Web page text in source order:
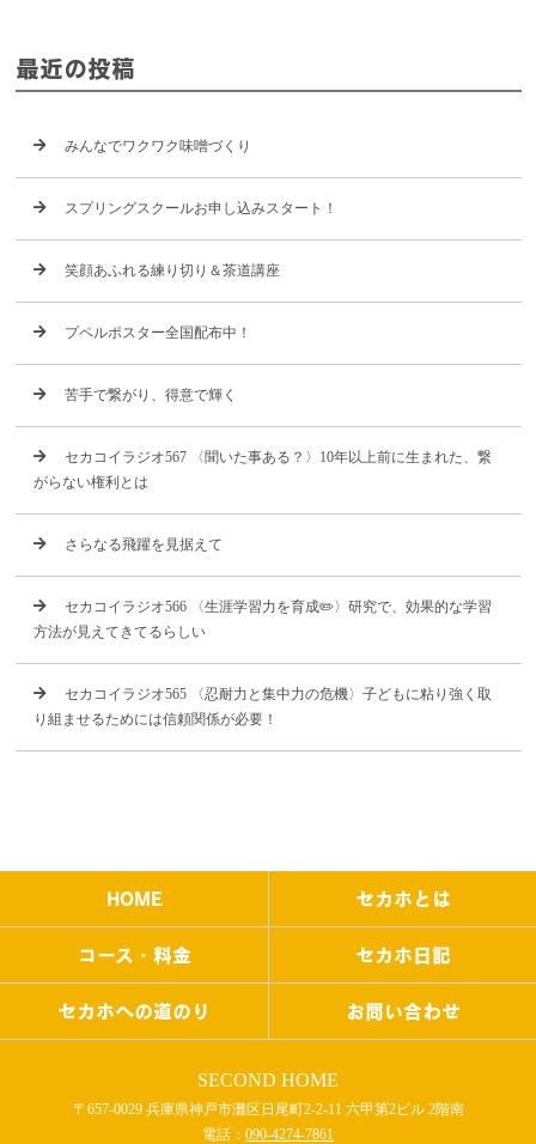
最近の投稿
みんなでワクワク味噌づくり
スプリングスクールお申し込みスタート！
笑顔あふれる練り切り＆茶道講座
プペルポスター全国配布中！
苦手で繋がり、得意で輝く
セカコイラジオ567 〈聞いた事ある？〉10年以上前に生まれた、繋
がらない権利とは
さらなる飛躍を見据えて
セカコイラジオ566 〈生涯学習力を育成✏️〉研究で、効果的な学習
方法が見えてきてるらしい
セカコイラジオ565 〈忍耐力と集中力の危機〉子どもに粘り強く取
り組ませるためには信頼関係が必要！
HOME セカホとは
コース・料金 セカホ日記
セカホへの道のり お問い合わせ
SECOND HOME
〒657-0029 兵庫県神戸市灘区日尾町2-2-11 六甲第2ビル 2階南
電話： 090-4274-7861